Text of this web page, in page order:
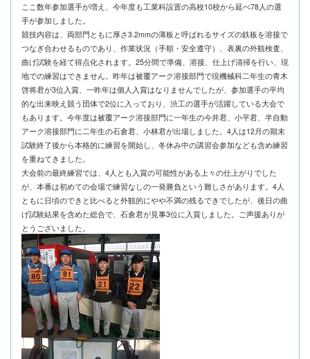
ここ数年参加選手が増え、今年度も工業科設置の高校10校から延べ78人の選
手が参加しました。
競技内容は、両部門ともに厚さ3.2mmの薄板と呼ばれるサイズの鉄板を溶接で
つなぎ合わせるものであり、作業状況（手順・安全遵守）、表裏の外観検査、
曲げ試験を経て得点化されます。25分間で準備、溶接、仕上げ清掃を行い、現
地での練習はできません。昨年は被覆アーク溶接部門で現機械科二年生の青木
啓将君が3位入賞、一昨年は個人入賞はなりませんでしたが、参加選手の平均
的な出来映え競う団体で2位に入っており、渋工の選手が活躍している大会で
もあります。今年度は被覆アーク溶接部門に一年生の今井君、小平君、半自動
アーク溶接部門に二年生の石倉君、小林君が出場しました。4人は12月の期末
試験終了後から本格的に練習を開始し、冬休み中の講習会参加なども含め練習
を重ねてきました。
大会前の最終練習では、4人とも入賞の可能性がある上々の仕上がりでした
が、本番は初めての会場で練習なしの一発勝負という難しさがあります。4人
ともに日頃のできと比べると外観的にやや不満の残るできでしたが、後日の曲
げ試験結果を含めた総合で、石倉君が見事3位に入賞しました。ご声援ありが
とうございました。